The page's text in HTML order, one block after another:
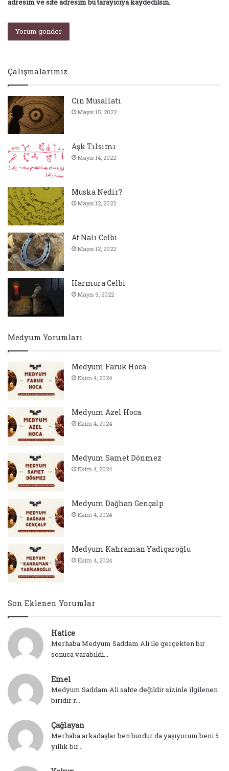
adresim ve site adresim bu tarayıcıya kaydedilsin.
Çalışmalarımız
Cin Musallatı
Mayıs 15, 2022
Aşk Tılsımı
Mayıs 14, 2022
Muska Nedir?
Mayıs 12, 2022
At Nalı Celbi
Mayıs 12, 2022
Harmura Celbi
Mayıs 9, 2022
Medyum Yorumları
Medyum Faruk Hoca
Ekim 4, 2024
Medyum Azel Hoca
Ekim 4, 2024
Medyum Samet Dönmez
Ekim 4, 2024
Medyum Dağhan Gençalp
Ekim 4, 2024
Medyum Kahraman Yadigaroğlu
Ekim 4, 2024
Son Eklenen Yorumlar
Hatice
Merhaba Medyum Saddam Ali ile gerçekten bir
sonuca varabildi...
Emel
Medyum Saddam Ali sahte değildir sizinle ilgilenen
biridir r...
Çağlayan
Merhaba arkadaşlar ben burdur da yaşıyorum beni 5
yıllık bir...